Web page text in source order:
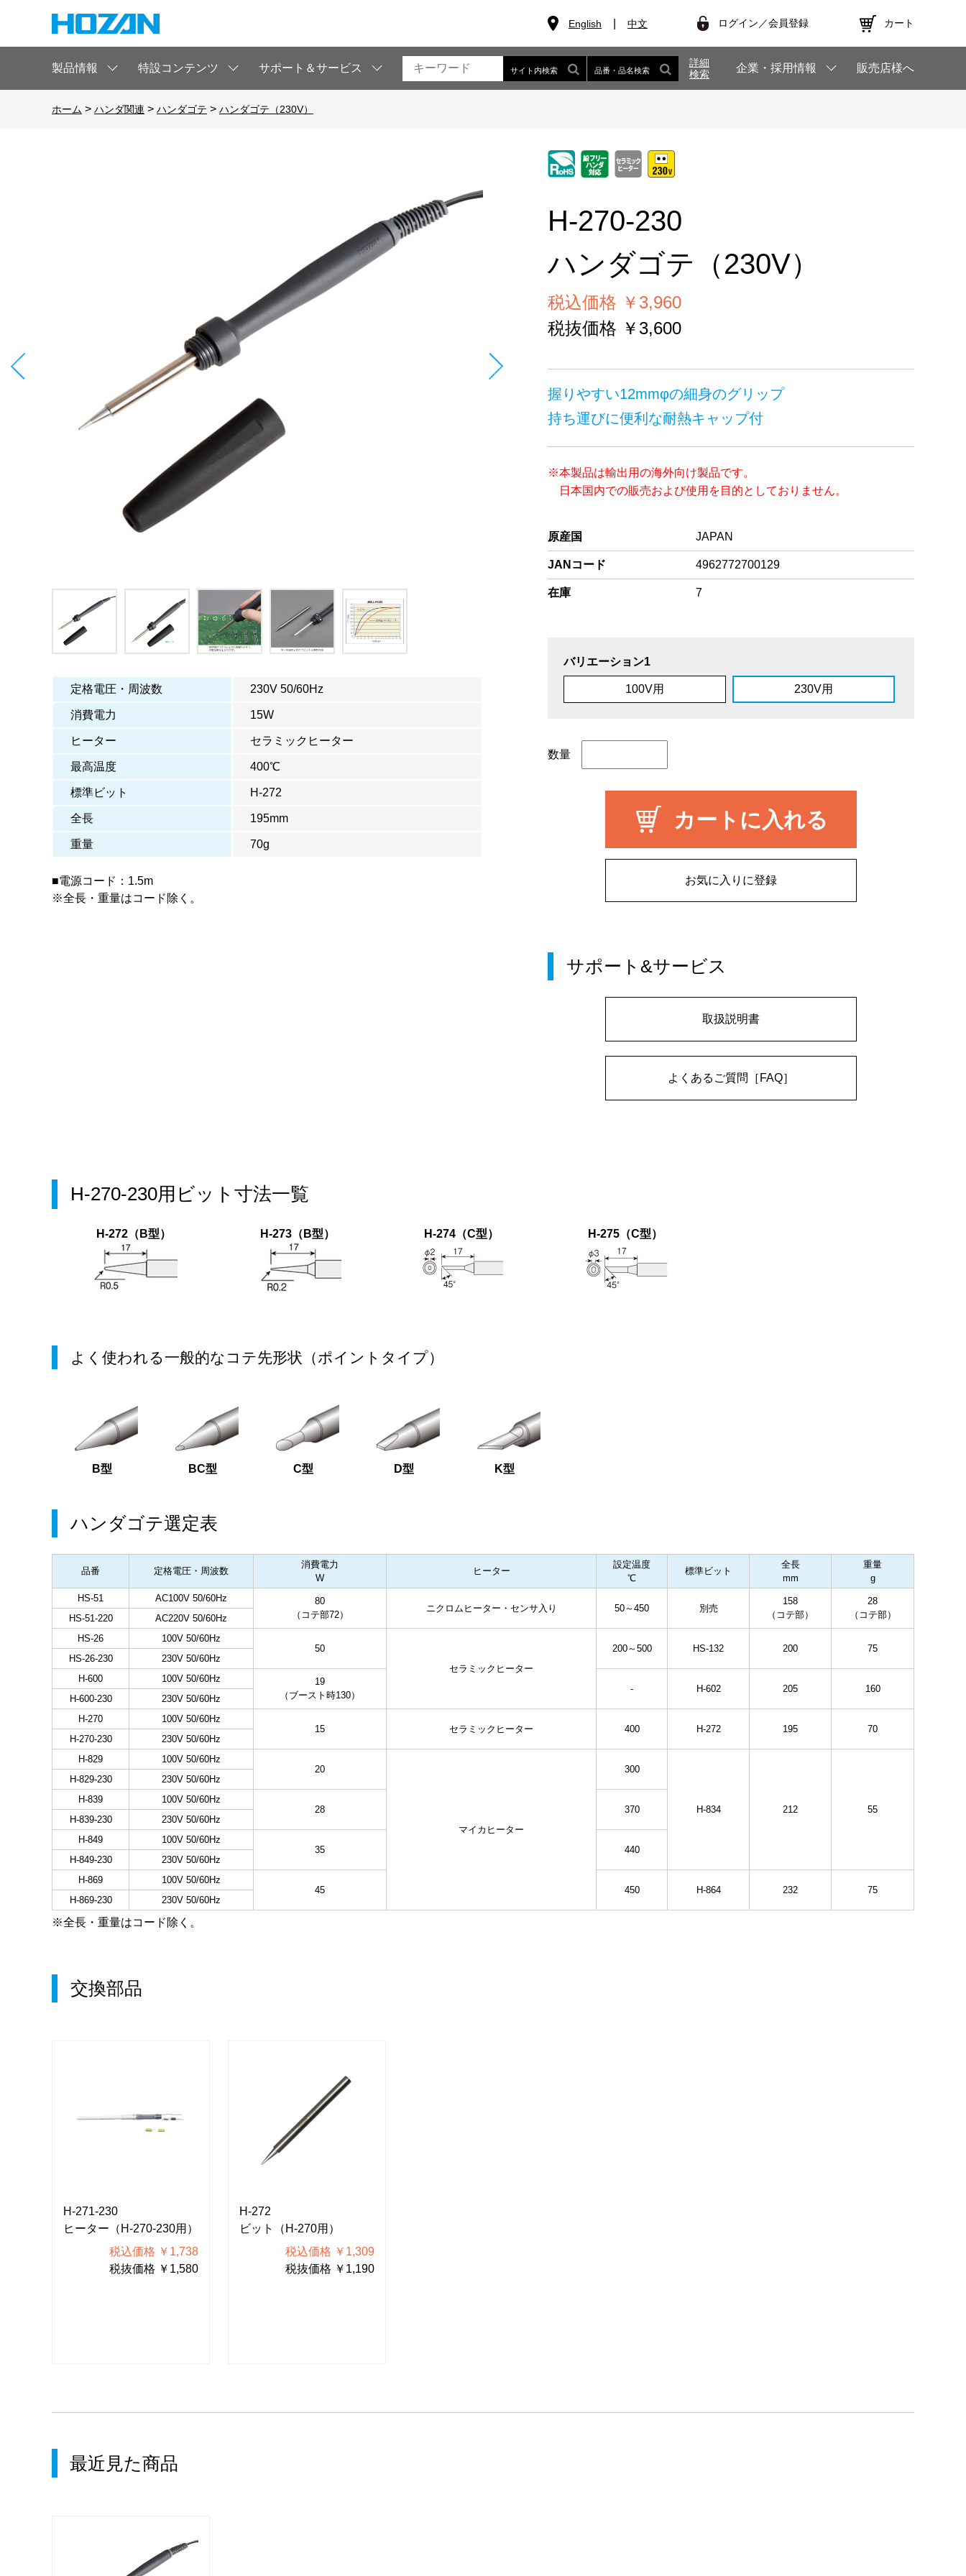
English 中文 ログイン／会員登録 カート
製品情報 特設コンテンツ サポート＆サービス サイト内検索 品番・品名検索
詳細
検索
企業・採用情報 販売店様へ
ホーム > ハンダ関連 > ハンダゴテ > ハンダゴテ（230V）
定格電圧・周波数 230V 50/60Hz
消費電力 15W
ヒーター セラミックヒーター
最高温度 400℃
標準ビット H-272
全長 195mm
重量 70g
■電源コード：1.5m
※全長・重量はコード除く。
H-270-230
ハンダゴテ（230V）
税込価格 ￥3,960
税抜価格 ￥3,600
握りやすい12mmφの細身のグリップ
持ち運びに便利な耐熱キャップ付
※本製品は輸出用の海外向け製品です。
日本国内での販売および使用を目的としておりません。
原産国 JAPAN
JANコード 4962772700129
在庫 7
バリエーション1
100V用 230V用
数量
カートに入れる
お気に入りに登録
サポート&サービス
取扱説明書
よくあるご質問［FAQ］
H-270-230用ビット寸法一覧
H-272（B型） H-273（B型） H-274（C型） H-275（C型）
よく使われる一般的なコテ先形状（ポイントタイプ）
B型 BC型 C型 D型 K型
ハンダゴテ選定表
品番 定格電圧・周波数
消費電力
W
ヒーター
設定温度
℃
標準ビット
全長
mm
重量
g
HS-51
AC100V 50/60Hz
80
（コテ部72）
ニクロムヒーター・センサ入り 50～450 別売
158
（コテ部）
28
（コテ部）
HS-51-220
AC220V 50/60Hz
HS-26
100V 50/60Hz
50
セラミックヒーター
200～500 HS-132 200
75
HS-26-230
230V 50/60Hz
H-600
100V 50/60Hz
19
（ブースト時130）
- H-602 205
160
H-600-230
230V 50/60Hz
H-270
100V 50/60Hz
15
セラミックヒーター 400 H-272 195
70
H-270-230
230V 50/60Hz
H-829
100V 50/60Hz
20
マイカヒーター
300
H-834 212 55
H-829-230
230V 50/60Hz
H-839
100V 50/60Hz
28
370
H-839-230
230V 50/60Hz
H-849
100V 50/60Hz
35
440
H-849-230
230V 50/60Hz
H-869
100V 50/60Hz
45
450 H-864 232
75
H-869-230
230V 50/60Hz
※全長・重量はコード除く。
交換部品
H-271-230
ヒーター（H-270-230用）
税込価格 ￥1,738
税抜価格 ￥1,580
H-272
ビット（H-270用）
税込価格 ￥1,309
税抜価格 ￥1,190
最近見た商品